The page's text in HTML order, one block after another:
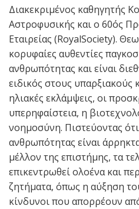
Διακεκριμένος καθηγητής
Αστροφυσικής και ο 60ός
Εταιρείας (RoyalSociety).
κορυφαίες αυθεντίες
ανθρωπότητας και είναι
ειδικός στους υπαρξιακούς
ηλιακές εκλάμψεις, οι
υπερηφαίστεια, η
νοημοσύνη. Πιστεύοντας
ανθρωπότητας είναι
μέλλον της επιστήμης, τα
επικεντρωθεί ολοένα και
ζητήματα, όπως η αύξηση
κίνδυνοι που απορρέουν